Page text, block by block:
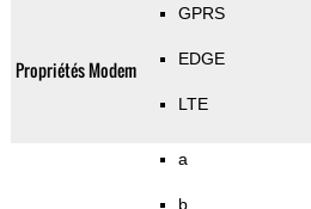
Propriétés Modem
GPRS
EDGE
LTE
a
b